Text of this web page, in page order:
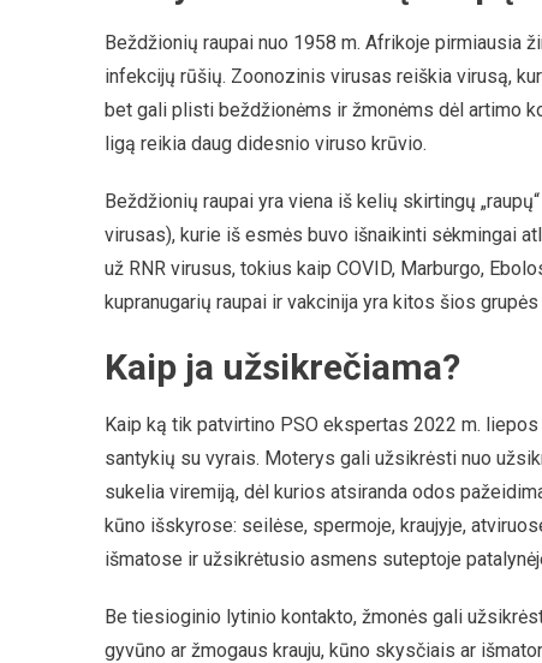
Beždžionių raupai nuo 1958 m. Afrikoje pirmiausia
infekcijų rūšių. Zoonozinis virusas reiškia virusą,
bet gali plisti beždžionėms ir žmonėms dėl artimo
ligą reikia daug didesnio viruso krūvio.
Beždžionių raupai yra viena iš kelių skirtingų
virusas), kurie iš esmės buvo išnaikinti sėkmingai
už RNR virusus, tokius kaip COVID, Marburgo,
kupranugarių raupai ir vakcinija yra kitos šios
Kaip ja užsikrečiama?
Kaip ką tik patvirtino PSO ekspertas 2022 m.
santykių su vyrais. Moterys gali užsikrėsti nuo
sukelia viremiją, dėl kurios atsiranda odos
kūno išskyrose: seilėse, spermoje, kraujyje,
išmatose ir užsikrėtusio asmens suteptoje
Be tiesioginio lytinio kontakto, žmonės gali
gyvūno ar žmogaus krauju, kūno skysčiais ar